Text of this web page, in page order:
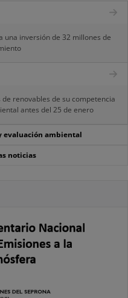
una inversión de 32 millones de
renovables de su competencia
antes del 25 de enero
evaluación ambiental
noticias